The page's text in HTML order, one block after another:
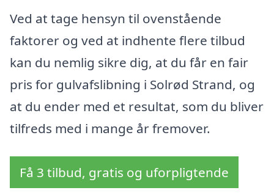
Ved at tage hensyn til ovenstående
faktorer og ved at indhente flere tilbud
kan du nemlig sikre dig, at du får en fair
pris for gulvafslibning i Solrød Strand, og
at du ender med et resultat, som du bliver
tilfreds med i mange år fremover.
Få 3 tilbud, gratis og uforpligtende